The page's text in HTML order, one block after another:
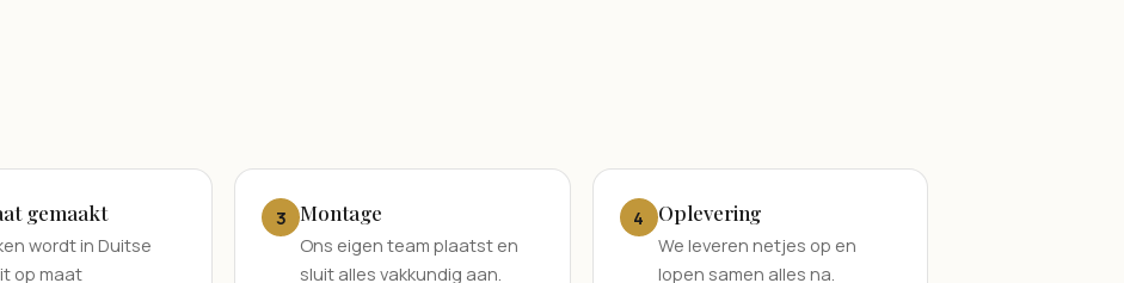
gemaakt
wordt in Duitse
op maat
3 Montage
Ons eigen team plaatst en
sluit alles vakkundig aan.
4 Oplevering
We leveren netjes op en
lopen samen alles na.